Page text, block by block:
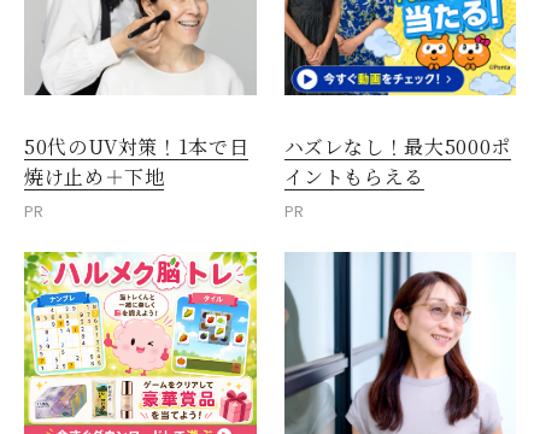
50代のUV対策！1本で日
焼け止め＋下地
PR
ハズレなし！最大5000ポ
イントもらえる
PR